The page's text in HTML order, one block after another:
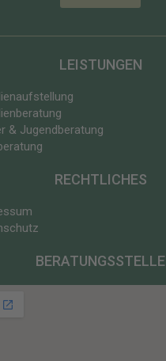
LEISTUNGEN
& Jugendberatung
RECHTLICHES
BERATUNGSSTELLE